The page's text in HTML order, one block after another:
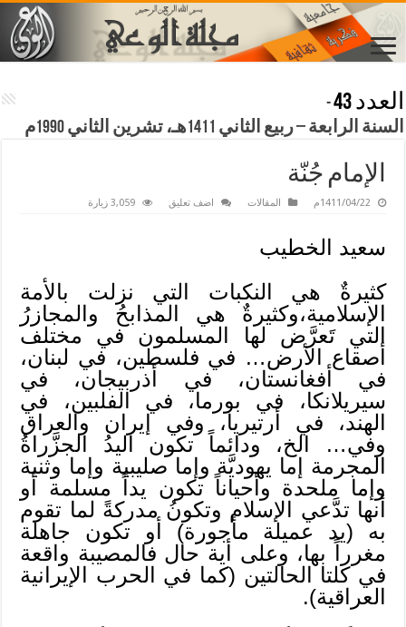
العدد 43
-
السنة الرابعة – ربيع الثاني 1411هـ، تشرين الثاني 1990م
الإمام جُنّة
1411/04/22م المقالات اضف تعليق 3,059 زيارة
سعيد الخطيب
كثيرةٌ هي النكبات التي نزلت بالأمة
الإسلامية،وكثيرةٌ هي المذابحُ والمجازرُ
التي تَعرَّض لها المسلمون في مختلف
أصقاع الأرض… في فلسطين، في لبنان،
في أفغانستان، في أذربيجان، في
سيريلانكا، في بورما، في الفلبين، في
الهند، في أرتيريا، وفي إيران والعراق
وفي… الخ، ودائماً تكون اليدُ الجزَّراةُ
المجرمة إما يهوديَّة وإما صليبية وإما وثنية
وإما ملحدة وأحياناً تكون يداً مسلمة أو
أنها تدَّعي الإسلام وتكونُ مدركةً لما تقوم
به (يد عميلة مأجورة) أو تكون جاهلة
مغرراً بها، وعلى أية حال فالمصيبة واقعة
في كلتا الحالتين (كما في الحرب الإيرانية
العراقية).